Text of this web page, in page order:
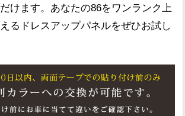
けます。あなたの86をワンランク上
るドレスアップパネルをぜひお試し